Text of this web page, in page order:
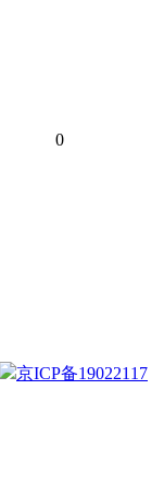
0
京ICP备19022117